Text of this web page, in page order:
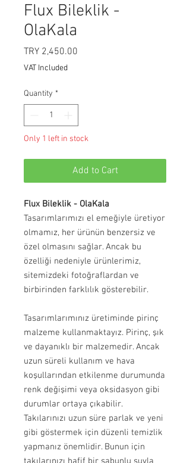
Flux Bileklik -
OlaKala
TRY 2,450.00
VAT Included
Quantity *
Only 1 left in stock
Add to Cart
Flux Bileklik - OlaKala
Tasarımlarımızı el emeğiyle üretiyor
olmamız, her ürünün benzersiz ve
özel olmasını sağlar. Ancak bu
özelliği nedeniyle ürünlerimiz,
sitemizdeki fotoğraflardan ve
birbirinden farklılık gösterebilir.
Tasarımlarımınız üretiminde pirinç
malzeme kullanmaktayız. Pirinç, şık
ve dayanıklı bir malzemedir. Ancak
uzun süreli kullanım ve hava
koşullarından etkilenme durumunda
renk değişimi veya oksidasyon gibi
durumlar ortaya çıkabilir.
Takılarınızı uzun süre parlak ve yeni
gibi göstermek için düzenli temizlik
yapmanız önemlidir. Bunun için